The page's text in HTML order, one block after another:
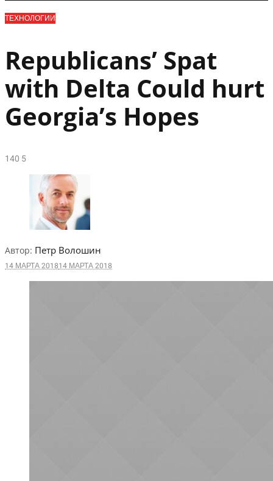
ТЕХНОЛОГИИ
Republicans’ Spat
with Delta Could hurt
Georgia’s Hopes
140 5
Автор: Петр Волошин
14 МАРТА 201814 МАРТА 2018